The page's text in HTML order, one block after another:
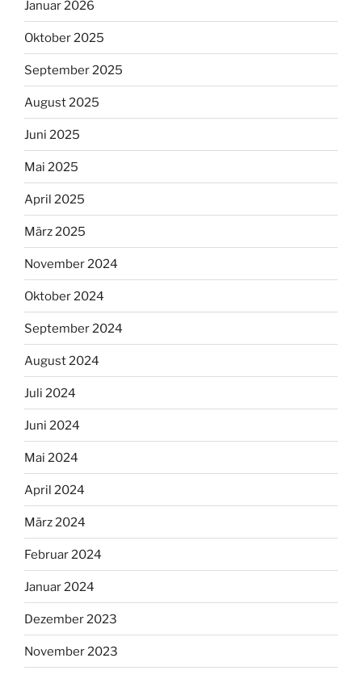
Januar 2026
Oktober 2025
September 2025
August 2025
Juni 2025
Mai 2025
April 2025
März 2025
November 2024
Oktober 2024
September 2024
August 2024
Juli 2024
Juni 2024
Mai 2024
April 2024
März 2024
Februar 2024
Januar 2024
Dezember 2023
November 2023